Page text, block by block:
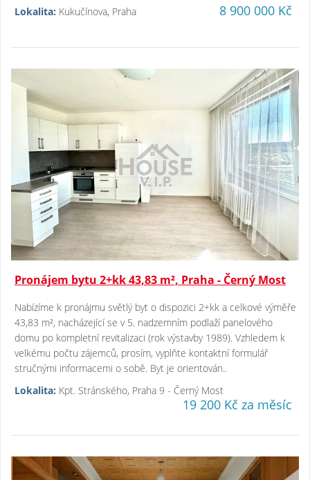
Lokalita: Kukučínova, Praha 8 900 000 Kč
Pronájem bytu 2+kk 43,83 m², Praha - Černý Most
Nabízíme k pronájmu světlý byt o dispozici 2+kk a celkové výměře
43,83 m², nacházející se v 5. nadzemním podlaží panelového
domu po kompletní revitalizaci (rok výstavby 1989). Vzhledem k
velkému počtu zájemců, prosím, vyplňte kontaktní formulář
stručnými informacemi o sobě. Byt je orientován..
Lokalita: Kpt. Stránského, Praha 9 - Černý Most
19 200 Kč za měsíc